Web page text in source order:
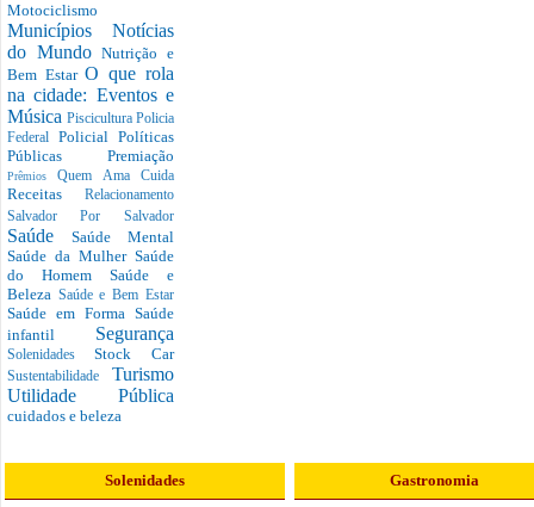
Motociclismo
Municípios Notícias
do MundoNutrição e
Bem EstarO que rola
na cidade: Eventos e
Música Piscicultura Policia
Federal Policial Políticas
Públicas Premiação
PrêmiosQuem Ama Cuida
Receitas Relacionamento
Salvador Por Salvador
Saúde Saúde Mental
Saúde da Mulher Saúde
do Homem Saúde e
Beleza Saúde e Bem Estar
Saúde em Forma Saúde
infantil Segurança
SolenidadesStock Car
Sustentabilidade Turismo
Utilidade Pública
cuidados e beleza
Solenidades Gastronomia